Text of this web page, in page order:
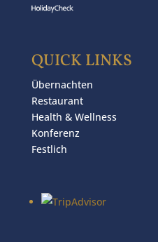
QUICK LINKS
Übernachten
Restaurant
Health & Wellness
Konferenz
Festlich